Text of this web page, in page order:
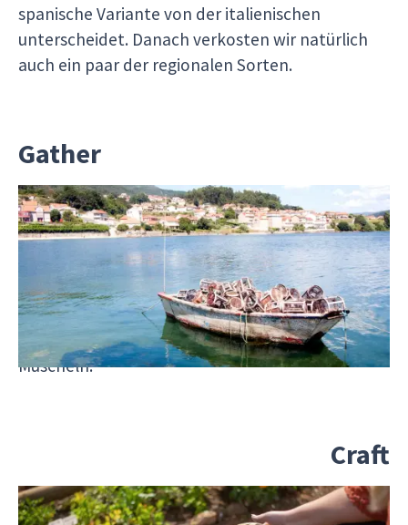
spanische Variante von der italienischen
unterscheidet. Danach verkosten wir natürlich
auch ein paar der regionalen Sorten.
Gather
Bei der galicischen Hafenstadt A Coruña siehst
Du bei einer Fahrt mit Pedro in seinem
Fischerboot die wilden Strände, ruhigen Buchten
und grünen Berge. Das Meer hier birgt eine reiche
Fülle an Schätzen, von Oktopussen und Makrelen
bis zu Kabeljau, Thunfisch, Schwertfisch und
Muscheln.
Craft
Bevor Du mit Simona kochst, zeigt Dir David